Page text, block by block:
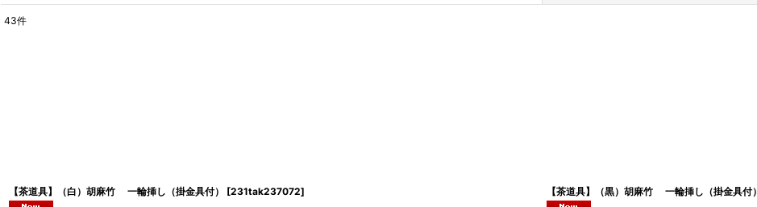
43件
【茶道具】（白）胡麻竹 一輪挿し（掛金具付） [231tak237072] 【茶道具】（黒）胡麻竹 一輪挿し（掛金具付）